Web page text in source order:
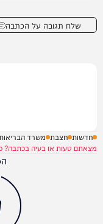
שלח תגובה על הכתבה
חדשות חצבת משרד
מצאתם טעות או בעיה בכתבה?